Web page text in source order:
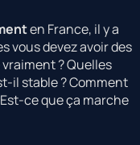
en France, il y a
vous devez avoir des
? Quelles
il stable ? Comment
ce que ça marche